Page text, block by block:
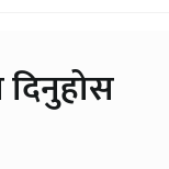
दिनुहोस